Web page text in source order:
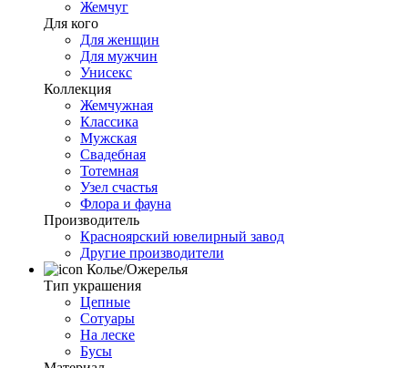
Жемчуг
Для кого
Для женщин
Для мужчин
Унисекс
Коллекция
Жемчужная
Классика
Мужская
Свадебная
Тотемная
Узел счастья
Флора и фауна
Производитель
Красноярский ювелирный завод
Другие производители
Колье/Ожерелья
Тип украшения
Цепные
Сотуары
На леске
Бусы